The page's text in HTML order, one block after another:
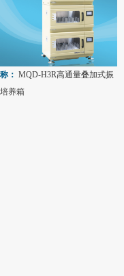
： MQD-H3R高通量叠加式振
养箱